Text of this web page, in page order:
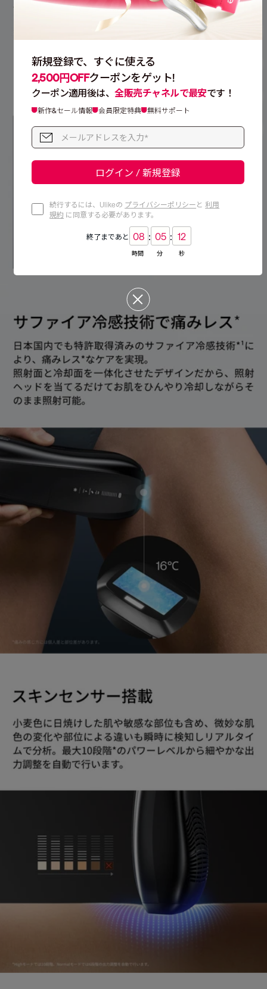
新規登録で、すぐに使える
2,500円OFFクーポンをゲット!
クーポン適用後は、全販売チャネルで最安です！
新作&セール情報 会員限定特典 無料サポート
ログイン / 新規登録
続行するには、Ulikeの プライバシーポリシー と利用
規約 に同意する必要があります。
終了まであと 08 : 05 : 10
時間 分 秒